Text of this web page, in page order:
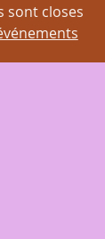
sont closes